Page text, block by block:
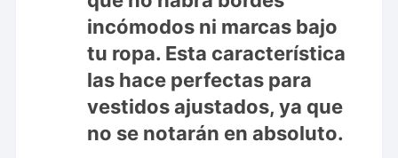
incómodos ni marcas bajo
tu ropa. Esta característica
las hace perfectas para
vestidos ajustados, ya que
no se notarán en absoluto.